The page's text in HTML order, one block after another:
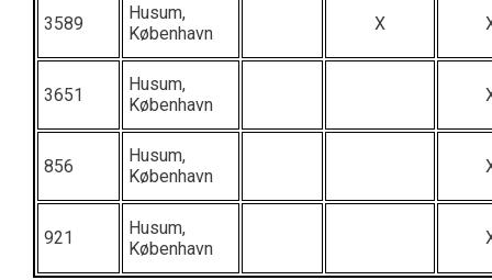
3589
Husum,
København
X
3651
Husum,
København
856
Husum,
København
921
Husum,
København